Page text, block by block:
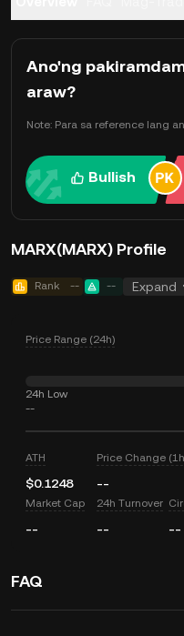
Ano'ng
araw?
Note: Para sa reference lang
Bullish
MARX(MARX) Profile
Rank -- -- Expand
Price Range (24h)
24h Low
--
ATH
$0.1248
Price Change
--
Market Cap
--
24h Turnover
-- --
FAQ